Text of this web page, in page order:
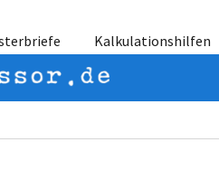
Kalkulationshilfen